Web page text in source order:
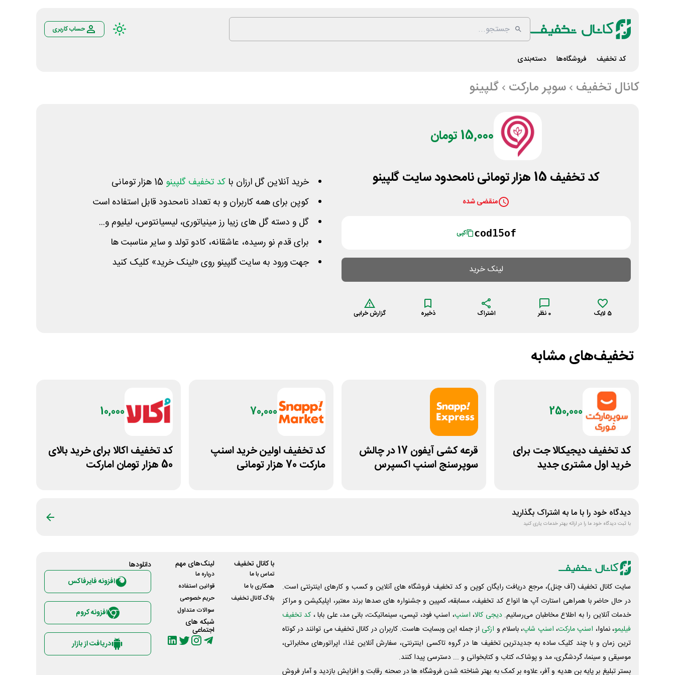
حساب کاربری
کد تخفیف فروشگاه‌ها دسته‌بندی
کانال تخفیف سوپر مارکت گلپینو
15,000 تومان
کد تخفیف 15 هزار تومانی نامحدود سایت گلپینو
منقضی شده
cod15of کپی
لینک خرید
5 لایک 0 نظر اشتراک ذخیره گزارش خرابی
خرید آنلاین گل ارزان با کد تخفیف گلپینو
کوپن برای همه کاربران و به تعداد نامحدود قابل استفاده است
گل و دسته گل های زیبا رز مینیاتوری، لیسیانتوس، لیلیوم و...
برای قدم نو رسیده، عاشقانه، کادو تولد و سایر مناسبت ها
جهت ورود به سایت گلپینو روی «لینک خرید» کلیک کنید
تخفیف‌های مشابه
250,000
کد تخفیف دیجیکالا جت برای
خرید اول مشتری جدید
قرعه کشی آیفون 17 در چالش
سوپرسنج اسنپ اکسپرس
70,000
کد تخفیف اولین خرید اسنپ
مارکت 70 هزار تومانی
10,000
کد تخفیف اکالا برای خرید بالای
50 هزار تومان امارکت
دیدگاه خود را با ما به اشتراک بگذارید
با ثبت دیدگاه خود ما را در ارائه بهتر خدمات یاری کنید
سایت کانال تخفیف (آف چنل)، مرجع دریافت رایگان کوپن و کد تخفیف فروشگاه های آنلاین و کسب و‌ کارهای اینترنتی است.
در حال حاضر با همراهی استارت آپ ها انواع کد تخفیف، مسابقه، کمپین و جشنواره های صدها برند معتبر، اپلیکیشن و مراکز
خدمات آنلاین را به اطلاع مخاطبان می‌رسانیم. دیجی کالا، اسنپ، اسنپ فود، تپسی، سینماتیکت، بانی مد، علی‌ بابا ، کد تخفیف
فیلیمو، نماوا، اسنپ مارکت، اسنپ شاپ، باسلام و ازکی از جمله این وبسایت ‌هاست. کاربران در کانال تخفیف می توانند در کوتاه
ترین زمان و با چند کلیک ساده به جدیدترین تخفیف ها در گروه تاکسی اینترنتی، سفارش آنلاین غذا، اپراتورهای مخابراتی،
موسیقی و سینما، گردشگری، مد و پوشاک، کتاب و کتابخوانی و ... دسترسی پیدا کنند.
بستر تبلیغ بر پایه بن هدیه و آفر، علاوه بر کمک به بهتر شناخته شدن فروشگاه ها در صحنه رقابت و افزایش بازدید و آمار فروش
با کانال تخفیف
تماس با ما
همکاری با ما
بلاگ کانال تخفیف
لینک‌های مهم
درباره ما
قوانین استفاده
حریم خصوصی
سوالات متداول
شبکه های
اجتماعی
دانلود‌ها
افزونه فایرفاکس
افزونه کروم
دریافت از بازار